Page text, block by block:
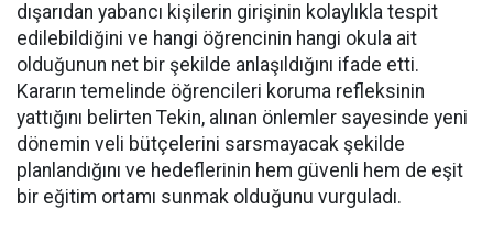
dışarıdan yabancı kişilerin girişinin kolaylıkla tespit
edilebildiğini ve hangi öğrencinin hangi okula ait
olduğunun net bir şekilde anlaşıldığını ifade etti.
Kararın temelinde öğrencileri koruma refleksinin
yattığını belirten Tekin, alınan önlemler sayesinde yeni
dönemin veli bütçelerini sarsmayacak şekilde
planlandığını ve hedeflerinin hem güvenli hem de eşit
bir eğitim ortamı sunmak olduğunu vurguladı.